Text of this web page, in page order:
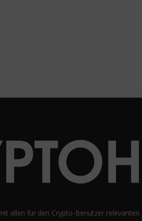
allen für den Crypto-Benutzer